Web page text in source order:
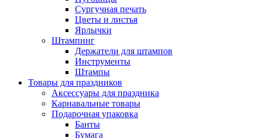
Сургучная печать
Цветы и листья
Ярлычки
Штампинг
Держатели для штампов
Инструменты
Штампы
Товары для праздников
Аксессуары для праздника
Карнавальные товары
Подарочная упаковка
Банты
Бумага